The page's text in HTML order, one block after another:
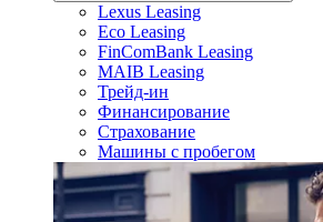
Lexus Leasing
Eco Leasing
FinComBank Leasing
MAIB Leasing
Трейд-ин
Финансирование
Страхование
Машины с пробегом